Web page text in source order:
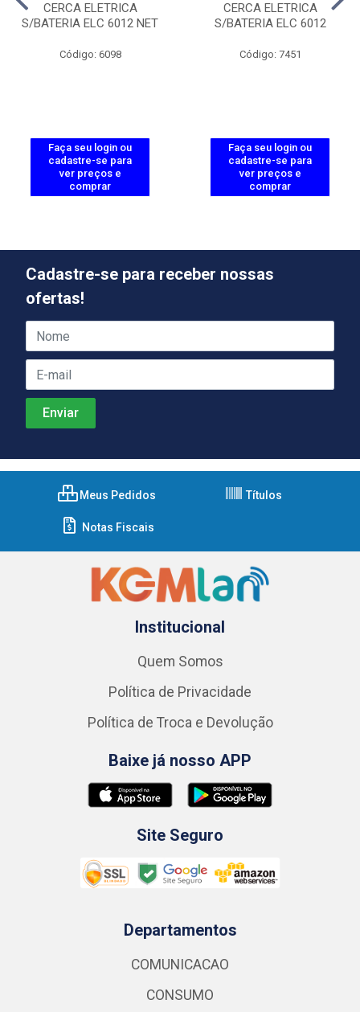
CERCA ELETRICA
S/BATERIA ELC 6012 NET
Código: 6098
Faça seu login ou
cadastre-se para
ver preços e
comprar
CERCA ELETRICA
S/BATERIA ELC 6012
Código: 7451
Faça seu login ou
cadastre-se para
ver preços e
comprar
Cadastre-se para receber nossas
ofertas!
Meus Pedidos Títulos
Notas Fiscais
Institucional
Quem Somos
Política de Privacidade
Política de Troca e Devolução
Baixe já nosso APP
Site Seguro
Departamentos
COMUNICACAO
CONSUMO